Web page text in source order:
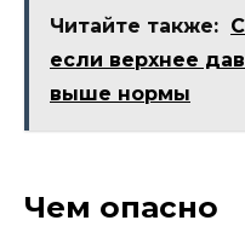
Читайте также:
если верхнее
выше нормы
Чем опасно